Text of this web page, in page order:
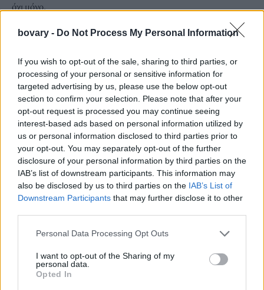
bovary - Do Not Process My Personal Information
If you wish to opt-out of the sale, sharing to third parties, or
processing of your personal or sensitive information for
targeted advertising by us, please use the below opt-out
section to confirm your selection. Please note that after your
opt-out request is processed you may continue seeing
interest-based ads based on personal information utilized by
us or personal information disclosed to third parties prior to
your opt-out. You may separately opt-out of the further
disclosure of your personal information by third parties on the
IAB’s list of downstream participants. This information may
also be disclosed by us to third parties on the IAB’s List of
Downstream Participants that may further disclose it to other
Personal Data Processing Opt Outs
I want to opt-out of the Sharing of my
personal data.
Opted In
όχι μόνο.
Πρόσφατα, οι χρήστες του Instagram είχαν την ευκαιρία να
δουν την Ιταλίδα ντίβα να φοράει μόνο τα εσώρουχά της και
Δείτε το βίντεο και απολαύστε την!